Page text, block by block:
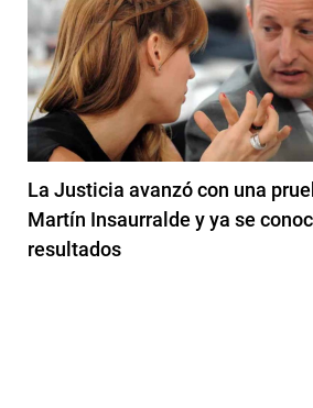
La Justicia avanzó con una
Martín Insaurralde y ya se
resultados